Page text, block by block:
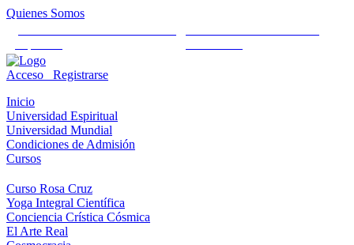
Quienes Somos
Acceso
Registrarse
Inicio
Universidad Espiritual
Universidad Mundial
Condiciones de Admisión
Cursos
Curso Rosa Cruz
Yoga Integral Científica
Conciencia Crística Cósmica
El Arte Real